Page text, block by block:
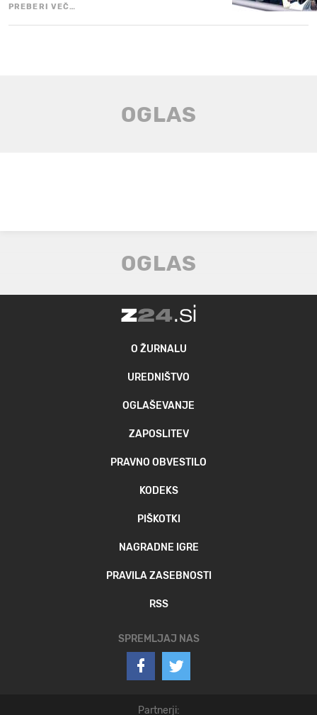
PREBERI VEČ…
O ŽURNALU
UREDNIŠTVO
OGLAŠEVANJE
ZAPOSLITEV
PRAVNO OBVESTILO
KODEKS
PIŠKOTKI
NAGRADNE IGRE
PRAVILA ZASEBNOSTI
RSS
SPREMLJAJ NAS
Partnerji: